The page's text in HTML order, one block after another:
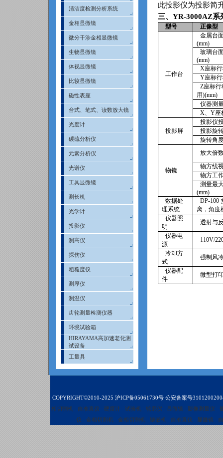
清洁度检测分析系统
金相显微镜
微分干涉金相显微镜
生物显微镜
体视显微镜
比较显微镜
磁性表座
台式、笔式、读数放大镜
光度计
碳硫分析仪
元素分析仪
光谱仪
工具显微镜
测长机
光学计
投影仪
测高仪
探伤仪
粗糙度仪
测厚仪
测温仪
齿轮测量检测仪器
环境试验箱
HIRAYAMA高加速老化测
试设备
工量具
此投影仪为投影简
三、 YR-3000AZ系
型号 正像型
工作台
金属台
(mm)
玻璃台
(mm)
X座标
Y座标
Z座标行
用)(mm)
仪器测
X、Y座
投影屏
投影仪
投影旋
旋转角
物镜
放大倍
物方线
物方工
测量最
(mm)
数据处
理系统
DP-100
离，角度
仪器照
明
透射与
仪器电
源
110V/
冷却方
式
强制风
仪器配
件
微型打
COPYRIGHT©2010-2025 沪ICP备05061730号 公安备案号
相切割机
自准直仪 硬度计 试验机 轮廓仪 显微镜 影像测量仪
仪
金相切割机 金相切割机 镶嵌机 自准直仪 显微镜